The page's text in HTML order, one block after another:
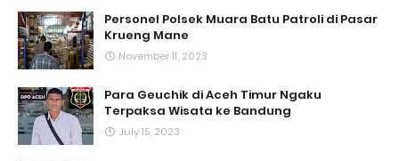
Personel Polsek Muara Batu Patroli di Pasar
Krueng Mane
November 11, 2023
Para Geuchik di Aceh Timur Ngaku
Terpaksa Wisata ke Bandung
July 15, 2023